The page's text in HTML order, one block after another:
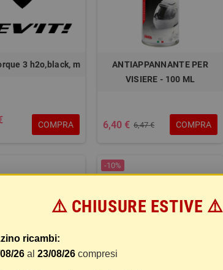
3 h2o,black, m
COMPRA
ANTIAPPANNANTE PER
VISIERE - 100 ML
6,40 € 6,47 € COMPRA
-10%
⚠️ CHIUSURE ESTIVE ⚠️
ricambi:
26 al 23/08/26 compresi